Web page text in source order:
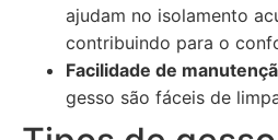
ajudam no isolamento
contribuindo para o
Facilidade de
gesso são fáceis de